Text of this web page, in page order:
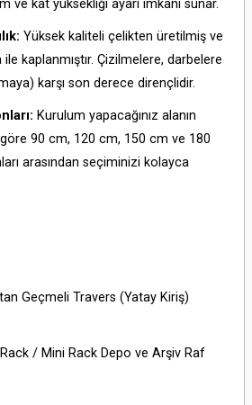
ve kat yüksekliği ayarı imkanı sunar.
Yüksek kaliteli çelikten üretilmiş ve
kaplanmıştır. Çizilmelere, darbelere
karşı son derece dirençlidir.
Kurulum yapacağınız alanın
90 cm, 120 cm, 150 cm ve 180
arasından seçiminizi kolayca
Geçmeli Travers (Yatay Kiriş)
/ Mini Rack Depo ve Arşiv Raf